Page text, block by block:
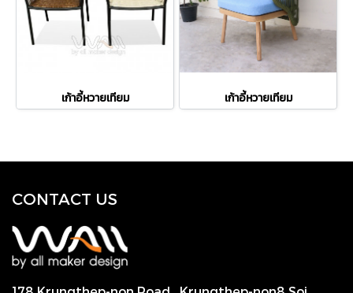
เก้าอี้หวายเทียม เก้าอี้หวายเทียม
CONTACT US